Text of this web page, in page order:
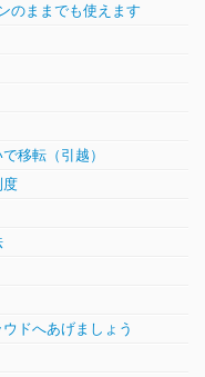
のままでも使えます
移転（引越）
度
ドへあげましょう